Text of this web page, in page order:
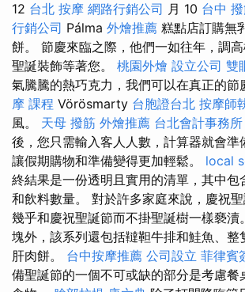
12 台北 按摩 網路行銷公司 月 10 台中
行銷公司 Pálma 外燴推薦 糕點店訂購無
餅。 節慶來臨之際，他們一如往年，調
聖誕裝飾等著您。 桃園外燴 設立公司 雙
氣騰騰的熱巧克力，我們可以在真正的節
摩 課程 Vörösmarty 台胞證台北 按摩師
風。 天母 撥筋 外燴推薦 台北會計事務所
後，您只需輸入客人人數，計算器就會準
讓假期購物和準備變得更加輕鬆。 local
終結果是一份透明且實用的清單，其中包
和飲料數量。 對於許多家庭來說，慶祝
幾乎和慶祝聖誕節而不掛聖誕樹一樣褻瀆
塊外，該系列還包括韃靼牛排和鮭魚、整
肝肉餅。 台中按摩推薦 公司設立 菲律賓
備聖誕節的一個不可或缺的部分是考慮餐